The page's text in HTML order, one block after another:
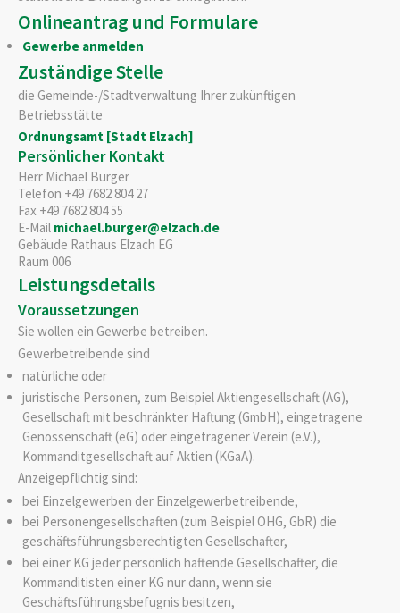
Onlineantrag und Formulare
Gewerbe anmelden
Zuständige Stelle
die Gemeinde-/Stadtverwaltung Ihrer zukünftigen
Betriebsstätte
Ordnungsamt [Stadt Elzach]
Persönlicher Kontakt
Herr Michael Burger
Telefon +49 7682 804 27
Fax +49 7682 804 55
E-Mail michael.burger@elzach.de
Gebäude Rathaus Elzach EG
Raum 006
Leistungsdetails
Voraussetzungen
Sie wollen ein Gewerbe betreiben.
Gewerbetreibende sind
natürliche oder
juristische Personen, zum Beispiel Aktiengesellschaft (AG),
Gesellschaft mit beschränkter Haftung (GmbH), eingetragene
Genossenschaft (eG) oder eingetragener Verein (e.V.),
Kommanditgesellschaft auf Aktien (KGaA).
Anzeigepflichtig sind:
bei Einzelgewerben der Einzelgewerbetreibende,
bei Personengesellschaften (zum Beispiel OHG, GbR) die
geschäftsführungsberechtigten Gesellschafter,
bei einer KG jeder persönlich haftende Gesellschafter, die
Kommanditisten einer KG nur dann, wenn sie
Geschäftsführungsbefugnis besitzen,